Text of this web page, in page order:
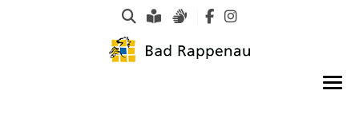
Suche
Leichte Sprache
Gebärdensprachen